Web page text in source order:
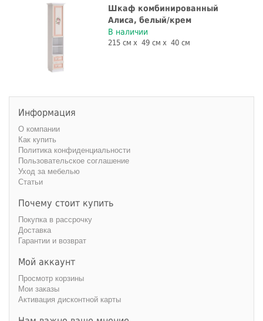
Шкаф комбинированный
Алиса, белый/крем
В наличии
215 см 49 см 40 см
Информация
О компании
Как купить
Политика конфиденциальности
Пользовательское соглашение
Уход за мебелью
Статьи
Почему стоит купить
Покупка в рассрочку
Доставка
Гарантии и возврат
Мой аккаунт
Просмотр корзины
Мои заказы
Активация дисконтной карты